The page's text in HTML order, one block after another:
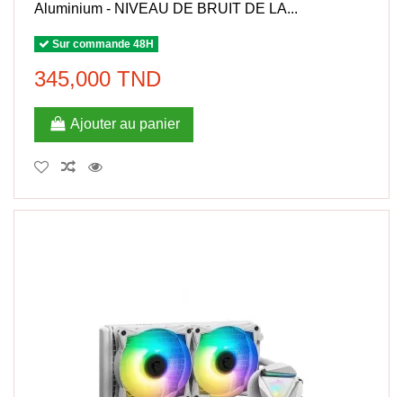
Aluminium - NIVEAU DE BRUIT DE LA...
Sur commande 48H
345,000 TND
Ajouter au panier